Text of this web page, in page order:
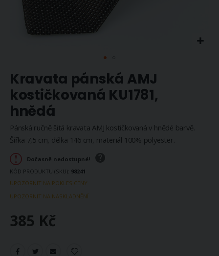
na
začátek
galerie
s
obrázky
Kravata pánská AMJ
kostičkovaná KU1781,
hnědá
Pánská ručně šitá kravata AMJ kostičkovaná v hnědé barvě.
Šířka 7,5 cm, délka 146 cm, materiál 100% polyester.
Dočasně nedostupné!
KÓD PRODUKTU (SKU) 98241
UPOZORNIT NA POKLES CENY
UPOZORNIT NA NASKLADNĚNÍ
385 Kč